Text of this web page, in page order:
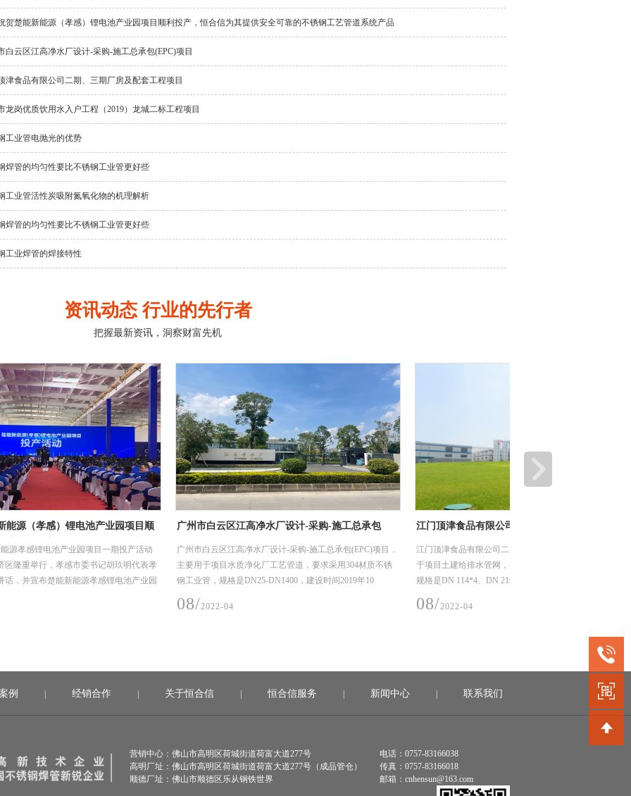
贺楚能新能源（孝感）锂电池产业园项目顺利投产，恒合信为其提供安全可靠的不锈钢工艺管道系统产品
白云区江高净水厂设计-采购-施工总承包(EPC)项目
津食品有限公司二期、三期厂房及配套工程项目
龙岗优质饮用水入户工程（2019）龙城二标工程项目
工业管电抛光的优势
焊管的均匀性要比不锈钢工业管更好些
工业管活性炭吸附氮氧化物的机理解析
焊管的均匀性要比不锈钢工业管更好些
工业焊管的焊接特性
资讯动态 行业的先行者
把握最新资讯，洞察财富先机
目顺
艺管
活动
表孝
业园
广州市白云区江高净水厂设计-采购-施工总承包
(EPC)项目
广州市白云区江高净水厂设计-采购-施工总承包(EPC)项目，
主要用于项目水质净化厂工艺管道，要求采用304材质不锈
钢工业管，规格是DN25-DN1400，建设时间2019年10
月-2020年6月（机电安装材料入场至完成安装时间）。
江门顶津食品有限公司二期、三期厂房及配套工程
项目
江门顶津食品有限公司二期、三期厂房及配套工程，主要用
于项目土建给排水管网，要求采用304材质不锈钢工业管，
规格是DN 114*4、DN 219*4、DN 325*4.5，建设时间2021
例 经销合作 关于恒合信 恒合信服务 新闻中心 联系我们
营销中心：佛山市高明区荷城街道荷富大道277号
高明厂址：佛山市高明区荷城街道荷富大道277号（成品管仓）
顺德厂址：佛山市顺德区乐从钢铁世界
电话：0757-83166038
传真：0757-83166018
邮箱：cnhensun@163.com